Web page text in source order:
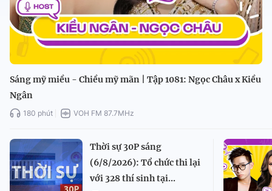
Sáng mỹ miều - Chiều mỹ mãn | Tập 1081: Ngọc Châu x Kiều
Ngân
180 phút VOH FM 87.7MHz
Thời sự 30P sáng
(6/8/2026): Tổ chức thi lại
với 328 thí sinh tại...